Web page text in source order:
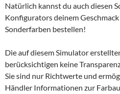
Natürlich kannst du auch diesen
Konfigurators deinem
Sonderfarben bestellen!
Die auf diesem Simulator
berücksichtigen keine
Sie sind nur Richtwerte und
Händler Informationen zur